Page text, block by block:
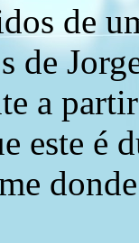
de
de
a
este é